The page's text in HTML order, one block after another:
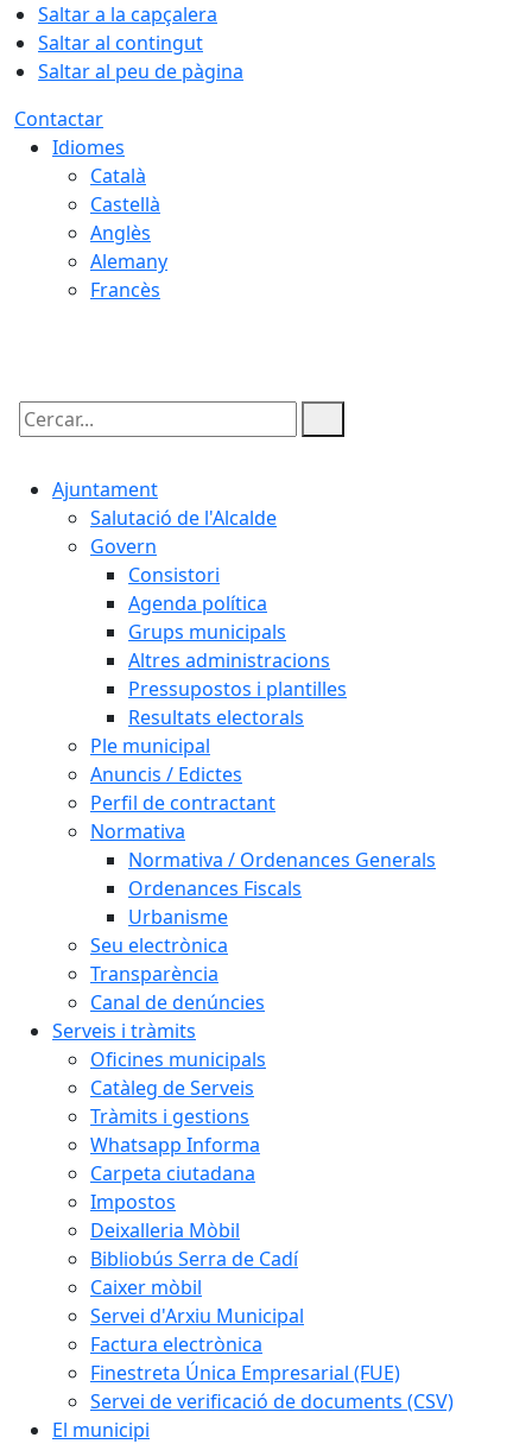
Saltar a la capçalera
Saltar al contingut
Saltar al peu de pàgina
Contactar
Idiomes
Català
Castellà
Anglès
Alemany
Francès
Cercar:
Ajuntament
Salutació de l'Alcalde
Govern
Consistori
Agenda política
Grups municipals
Altres administracions
Pressupostos i plantilles
Resultats electorals
Ple municipal
Anuncis / Edictes
Perfil de contractant
Normativa
Normativa / Ordenances Generals
Ordenances Fiscals
Urbanisme
Seu electrònica
Transparència
Canal de denúncies
Serveis i tràmits
Oficines municipals
Catàleg de Serveis
Tràmits i gestions
Whatsapp Informa
Carpeta ciutadana
Impostos
Deixalleria Mòbil
Bibliobús Serra de Cadí
Caixer mòbil
Servei d'Arxiu Municipal
Factura electrònica
Finestreta Única Empresarial (FUE)
Servei de verificació de documents (CSV)
El municipi